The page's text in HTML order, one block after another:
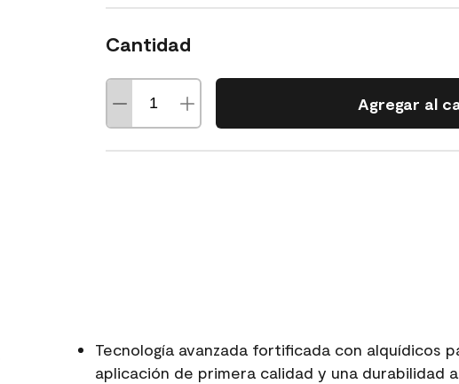
Cantidad
Agregar al
Tecnología avanzada fortificada con alquídicos
aplicación de primera calidad y una durabilidad